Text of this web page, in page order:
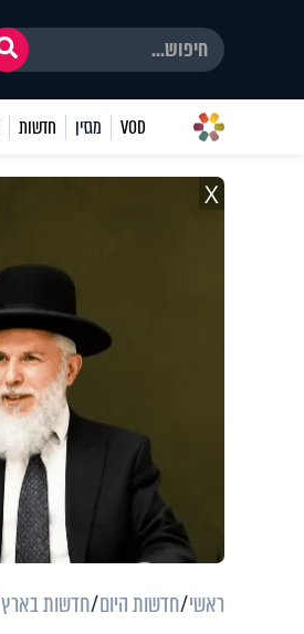
VOD מגזין חדשות
X
ראשי חדשות היום חדשות בארץ